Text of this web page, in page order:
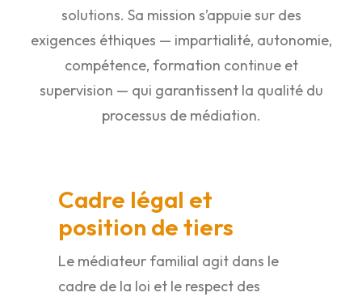
solutions. Sa mission s’appuie sur des
exigences éthiques — impartialité, autonomie,
compétence, formation continue et
supervision — qui garantissent la qualité du
processus de médiation.
Cadre légal et
position de tiers
Le médiateur familial agit dans le
cadre de la loi et le respect des